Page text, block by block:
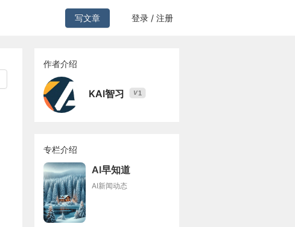
写文章 登录 / 注册
作者介绍
KAI智习 V1
专栏介绍
AI早知道
AI新闻动态